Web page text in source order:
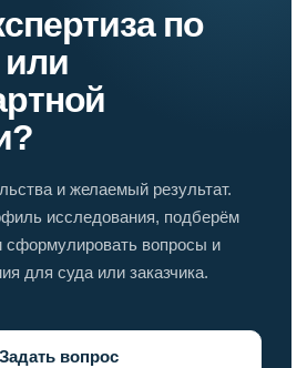
по
и желаемый результат.
исследования, подберём
сформулировать вопросы и
для суда или заказчика.
Задать вопрос